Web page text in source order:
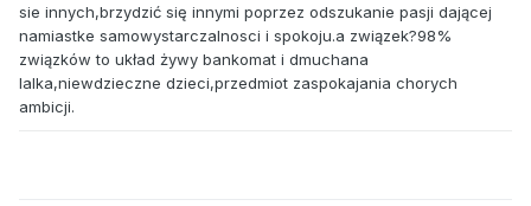
sie innych,brzydzić się innymi poprzez odszukanie pasji dającej
namiastke samowystarczalnosci i spokoju.a związek?98%
związków to układ żywy bankomat i dmuchana
lalka,niewdzieczne dzieci,przedmiot zaspokajania chorych
ambicji.